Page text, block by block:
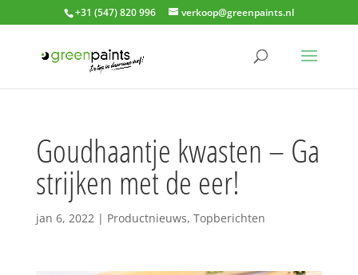
+31 (547) 820 996 verkoop@greenpaints.nl
Goudhaantje kwasten – Ga
strijken met de eer!
jan 6, 2022| Productnieuws, Topberichten